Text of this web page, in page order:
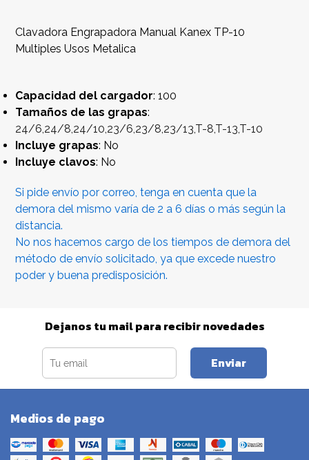
Clavadora Engrapadora Manual Kanex TP-10
Multiples Usos Metalica
Capacidad del cargador: 100
Tamaños de las grapas:
24/6,24/8,24/10,23/6,23/8,23/13,T-8,T-13,T-10
Incluye grapas: No
Incluye clavos: No
Si pide envío por correo, tenga en cuenta que la
demora del mismo varía de 2 a 6 días o más según la
distancia.
No nos hacemos cargo de los tiempos de demora del
método de envío solicitado, ya que excede nuestro
poder y buena predisposición.
Dejanos tu mail para recibir novedades
Enviar
Medios de pago